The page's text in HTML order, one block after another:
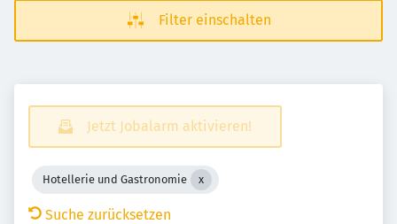
Filter einschalten
Jetzt Jobalarm aktivieren!
Hotellerie und Gastronomie
Suche zurücksetzen